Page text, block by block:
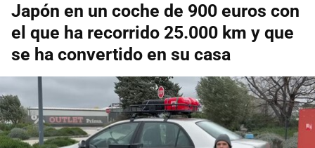
Japón en un coche de 900 euros con
el que ha recorrido 25.000 km y que
se ha convertido en su casa